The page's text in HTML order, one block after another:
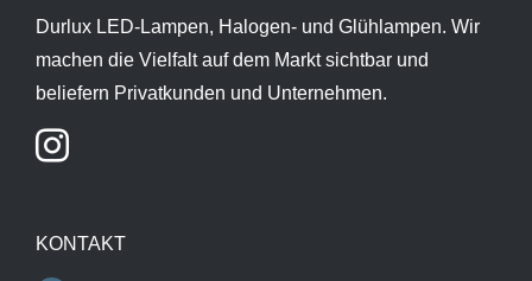
Durlux LED-Lampen, Halogen- und Glühlampen. Wir
machen die Vielfalt auf dem Markt sichtbar und
beliefern Privatkunden und Unternehmen.
KONTAKT